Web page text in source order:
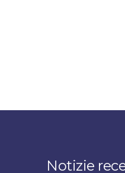
Notizie